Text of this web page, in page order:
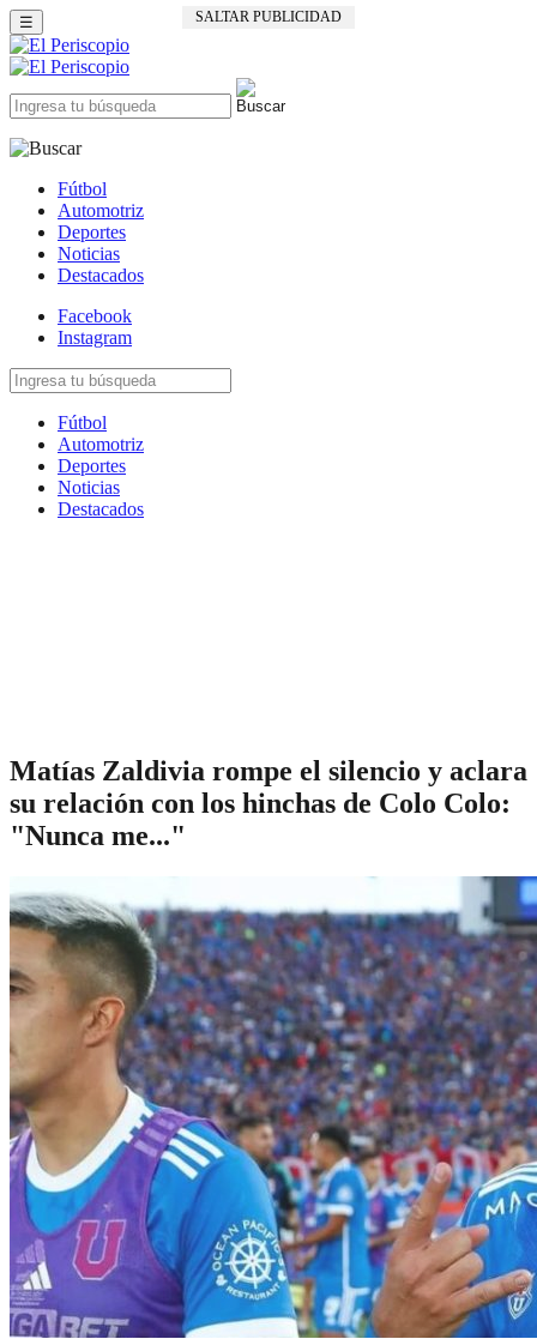
SALTAR PUBLICIDAD
☰
Fútbol
Automotriz
Deportes
Noticias
Destacados
Facebook
Instagram
Fútbol
Automotriz
Deportes
Noticias
Destacados
Matías Zaldivia rompe el silencio y aclara
su relación con los hinchas de Colo Colo:
"Nunca me..."